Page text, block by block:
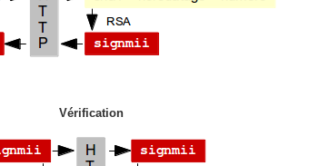
Vérification